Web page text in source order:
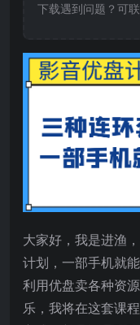
下载遇到问题？可
大家好，我是进渔
计划，一部手机就
利用优盘卖各种资
乐，我将在这套课